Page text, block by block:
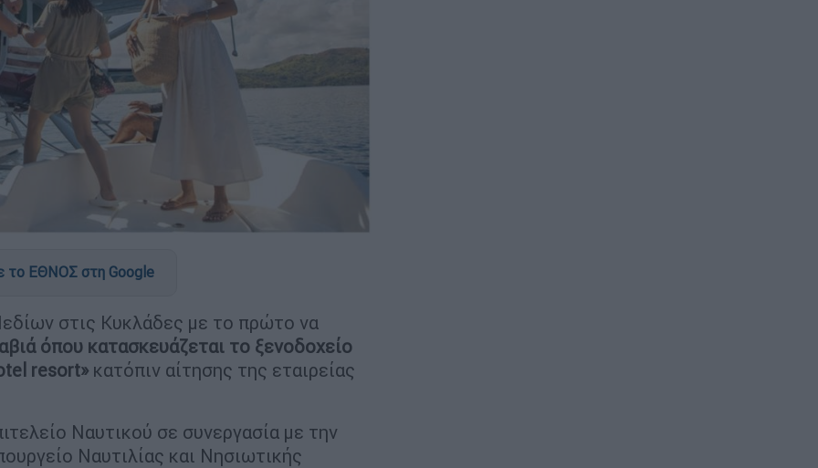
το ΕΘΝΟΣ στη Google
στις Κυκλάδες με το πρώτο να
όπου κατασκευάζεται το ξενοδοχείο
resort» κατόπιν αίτησης της εταιρείας
Ναυτικού σε συνεργασία με την
Ναυτιλίας και Νησιωτικής